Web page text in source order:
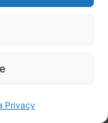
Privacy
Abbate:
siciliane”